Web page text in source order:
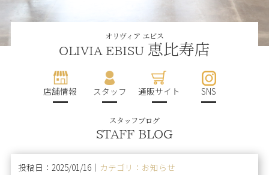
オリヴィア エビス
OLIVIA EBISU 恵比寿店
店舗情報 スタッフ 通販サイト SNS
スタッフブログ
STAFF BLOG
投稿日：2025/01/16｜ カテゴリ：お知らせ